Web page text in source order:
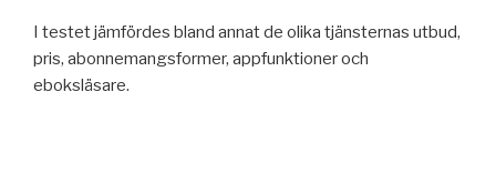
I testet jämfördes bland annat de olika tjänsternas utbud,
pris, abonnemangsformer, appfunktioner och
eboksläsare.